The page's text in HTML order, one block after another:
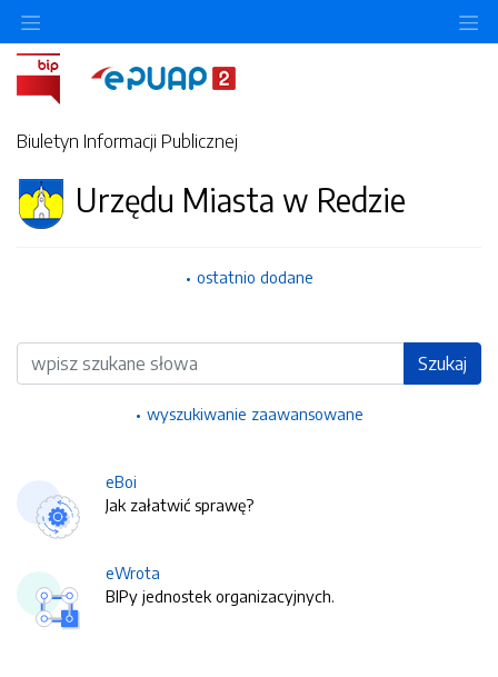
Biuletyn Informacji Publicznej
Urzędu Miasta w Redzie
ostatnio dodane
Wyszukiwarka Szukaj
wyszukiwanie zaawansowane
eBoi
Jak załatwić sprawę?
eWrota
BIPy jednostek organizacyjnych.